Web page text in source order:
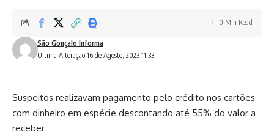
Última Alteração 16 de Agosto, 2023 11:33
São Gonçalo Informa
0 Min Read
Suspeitos realizavam pagamento pelo crédito nos cartões
com dinheiro em espécie descontando até 55% do valor a
receber